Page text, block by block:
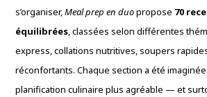
s’organiser,Meal prep en duopropose 70
équilibrées, classées selon différentes
express, collations nutritives, soupers
réconfortants. Chaque section a été
planification culinaire plus agréable — et